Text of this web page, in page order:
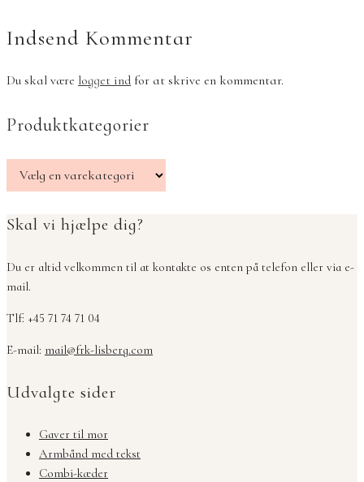
Indsend Kommentar
Du skal være logget ind for at skrive en kommentar.
Produktkategorier
Skal vi hjælpe dig?
Du er altid velkommen til at kontakte os enten på telefon eller via e-
mail.
Tlf: +45 71 74 71 04
E-mail: mail@frk-lisberg.com
Udvalgte sider
Gaver til mor
Armbånd med tekst
Combi-kæder